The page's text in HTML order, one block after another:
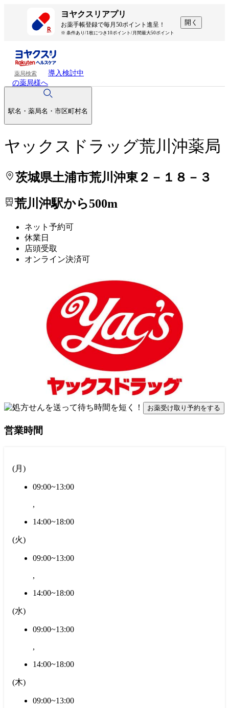
ヨヤクスリアプリ
お薬手帳登録で毎月50ポイント進呈！
※ 条件あり/1枚につき10ポイント/月間最大50ポイント
開く
薬局検索
導入検討中
の薬局様へ
駅名・薬局名・市区町村名
ヤックスドラッグ荒川沖薬局
茨城県土浦市荒川沖東２－１８－３
荒川沖駅から500m
ネット予約可
休業日
店頭受取
オンライン決済可
処方せんを送って待ち時間を短く！
お薬受け取り予約をする
営業時間
(月 )
09:00~13:00
,
14:00~18:00
(火)
09:00~13:00
,
14:00~18:00
(水)
09:00~13:00
,
14:00~18:00
(木)
09:00~13:00
処方せんを送って待ち時間を短く！